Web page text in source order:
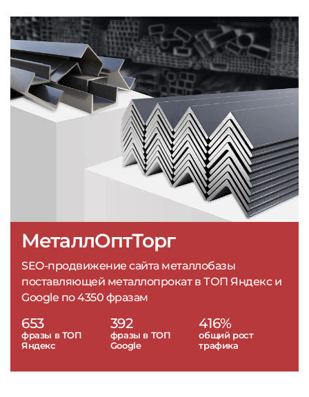
МеталлОптТорг
SEO-продвижение сайта металлобазы
поставляющей металлопрокат в ТОП Яндекс и
Google по 4350 фразам
653
фразы в ТОП
Яндекс
392
фразы в ТОП
Google
416%
общий рост
трафика